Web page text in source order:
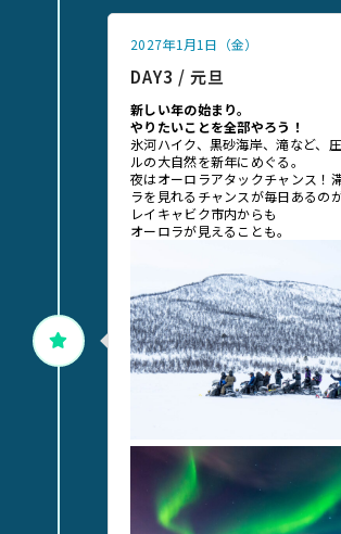
2027年1月1日（金）
DAY3 / 元旦
新しい年の始まり。
やりたいことを全部やろう！
氷河ハイク、黒砂海岸、滝など、
ルの大自然を新年にめぐる。
夜はオーロラアタックチャンス！
ラを見れるチャンスが毎日あるのが
レイキャビク市内からも
オーロラが見えることも。